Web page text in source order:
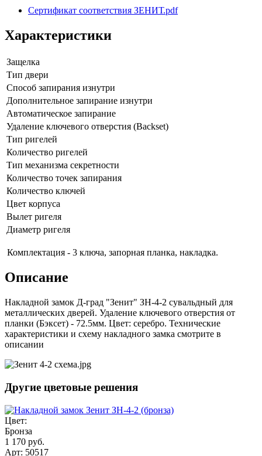
Сертификат соответствия ЗЕНИТ.pdf
Характеристики
Защелка
Тип двери
Способ запирания изнутри
Дополнительное запирание изнутри
Автоматическое запирание
Удаление ключевого отверстия (Backset)
Тип ригелей
Количество ригелей
Тип механизма секретности
Количество точек запирания
Количество ключей
Цвет корпуса
Вылет ригеля
Диаметр ригеля
Комплектация - 3 ключа, запорная планка, накладка.
Описание
Накладной замок Д-град "Зенит" ЗН-4-2 сувальдный для
металлических дверей. Удаление ключевого отверстия от
планки (Бэксет) - 72.5мм. Цвет: серебро. Технические
характеристики и схему накладного замка смотрите в
описании
Другие цветовые решения
Цвет:
Бронза
1 170 руб.
Арт: 50517